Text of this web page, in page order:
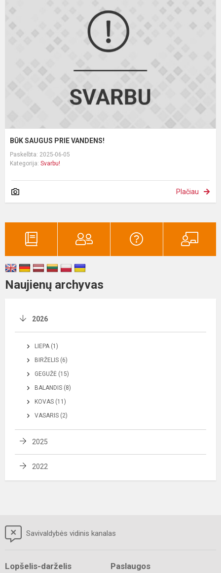
BŪK SAUGUS PRIE VANDENS!
Paskelbta: 2025-06-05
Kategorija: Svarbu!
Plačiau
Naujienų archyvas
2026
LIEPA (1)
BIRŽELIS (6)
GEGUŽĖ (15)
BALANDIS (8)
KOVAS (11)
VASARIS (2)
2025
2022
Savivaldybės vidinis kanalas
Lopšelis-darželis Paslaugos